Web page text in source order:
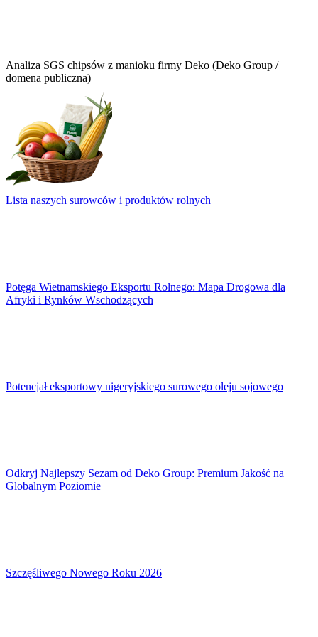
Analiza SGS chipsów z manioku firmy Deko (Deko Group /
domena publiczna)
Lista naszych surowców i produktów rolnych
Potęga Wietnamskiego Eksportu Rolnego: Mapa Drogowa dla
Afryki i Rynków Wschodzących
Potencjał eksportowy nigeryjskiego surowego oleju sojowego
Odkryj Najlepszy Sezam od Deko Group: Premium Jakość na
Globalnym Poziomie
Szczęśliwego Nowego Roku 2026